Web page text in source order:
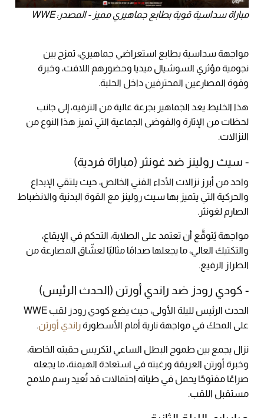
مباراة سداسية قوية بطابع جماهيري مميز - المصدر: WWE
مواجهة سداسية بطابع استعراضي جماهيري، تمزج بين
نجومية مؤثري السوشيال ميديا وحضورهم اللافت، وخبرة
وقوة المصارعين المحترفين داخل الحلبة.
هذا الخليط يعد الجماهير بجرعة عالية من الترفيه، إلى جانب
لحظات من الإثارة والفوضى الجماعية التي تميز هذا النوع من
النزالات.
- سيث رولينز ضد غونثر (مباراة فردية)
واحد من أبرز نزالات الأداء الفني الخالص، حيث يلتقي الإبداع
والحركية التي يتميز بها سيث رولينز مع القوة البدنية والانضباط
الصارم لغونثر.
مواجهة يُتوقَّع أن تعتمد على الصلابة، التحكم في الإيقاع،
والتكتيك العالي، ما يجعلها صدامًا مثاليًا لعشّاق المصارعة من
الطراز الرفيع.
- كودي رودز ضد راندي أورتن (الحدث الرئيس)
الحدث الرئيس لليلة الأولى، حيث يضع كودي رودز لقب WWE
على المحك في مواجهة نارية أمام الأسطورةراندي أورتن.
نزال يجمع بين طموح البطل الساعي لتكريس حقبته الخاصة،
وخبرة أورتن العريقة ورغبته في استعادة الهيمنة، ما يجعله
صراعًا مفتوحًا يحمل في طياته احتمالات قد تُعيد رسم ملامح
مستقبل اللقب.